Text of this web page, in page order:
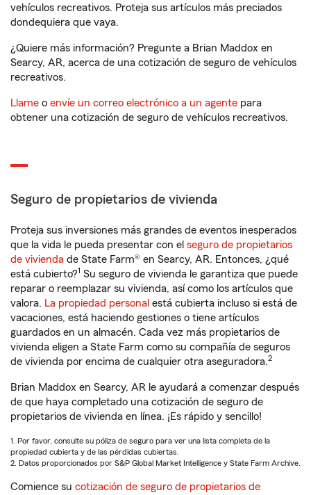
vehículos recreativos. Proteja sus artículos más preciados
dondequiera que vaya.
¿Quiere más información? Pregunte a Brian Maddox en
Searcy, AR, acerca de una cotización de seguro de vehículos
recreativos.
Llame o envíe un correo electrónico a un agente para
obtener una cotización de seguro de vehículos recreativos.
Seguro de propietarios de vivienda
Proteja sus inversiones más grandes de eventos inesperados
que la vida le pueda presentar con el seguro de propietarios
de vivienda de State Farm® en Searcy, AR. Entonces, ¿qué
está cubierto?1 Su seguro de vivienda le garantiza que puede
reparar o reemplazar su vivienda, así como los artículos que
valora. La propiedad personal está cubierta incluso si está de
vacaciones, está haciendo gestiones o tiene artículos
guardados en un almacén. Cada vez más propietarios de
vivienda eligen a State Farm como su compañía de seguros
de vivienda por encima de cualquier otra aseguradora.2
Brian Maddox en Searcy, AR le ayudará a comenzar después
de que haya completado una cotización de seguro de
propietarios de vivienda en línea. ¡Es rápido y sencillo!
1. Por favor, consulte su póliza de seguro para ver una lista completa de la
propiedad cubierta y de las pérdidas cubiertas.
2. Datos proporcionados por S&P Global Market Intelligence y State Farm Archive.
Comience su cotización de seguro de propietarios de